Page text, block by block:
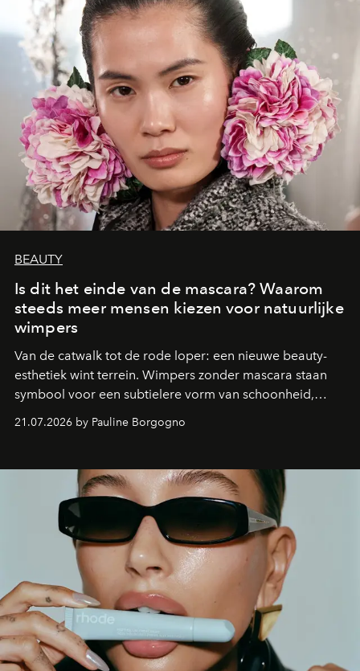
BEAUTY
Is dit het einde van de mascara? Waarom
steeds meer mensen kiezen voor natuurlijke
wimpers
Van de catwalk tot de rode loper: een nieuwe beauty-
esthetiek wint terrein. Wimpers zonder mascara staan
symbool voor een subtielere vorm van schoonheid,
aan make-up.
21.07.2026 by Pauline Borgogno